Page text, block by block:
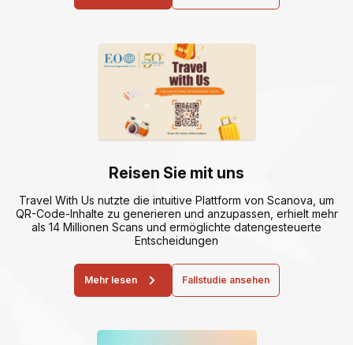
Reisen Sie mit uns
Travel With Us nutzte die intuitive Plattform von Scanova, um
QR-Code-Inhalte zu generieren und anzupassen, erhielt mehr
als 14 Millionen Scans und ermöglichte datengesteuerte
Entscheidungen
Mehr lesen Fallstudie ansehen